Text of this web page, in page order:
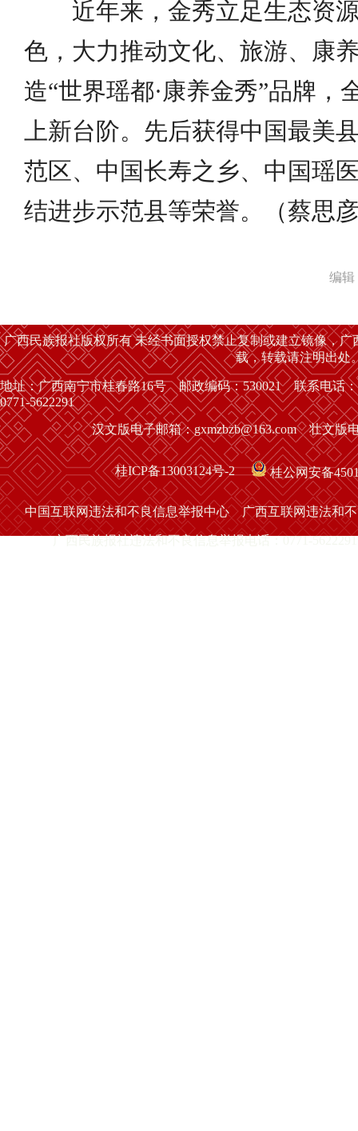
近年来，金秀立足生态资源
色，大力推动文化、旅游、康
造“世界瑶都·康养金秀”品牌，
上新台阶。先后获得中国最美
范区、中国长寿之乡、中国瑶
结进步示范县等荣誉。（蔡思
编
广西民族报社版权所有 未经书面授权禁止复制或建立镜像，
载，转载请注明出处
地址：广西南宁市桂春路16号 邮政编码：530021 联系电话：
0771-5622291
汉文版电子邮箱：gxmzbzb@163.com 壮文版
桂ICP备13003124号-2 桂公网安备
中国互联网违法和不良信息举报中心 广西互联网违法和
广西民族报社违法和不良信息举报电话：0771-